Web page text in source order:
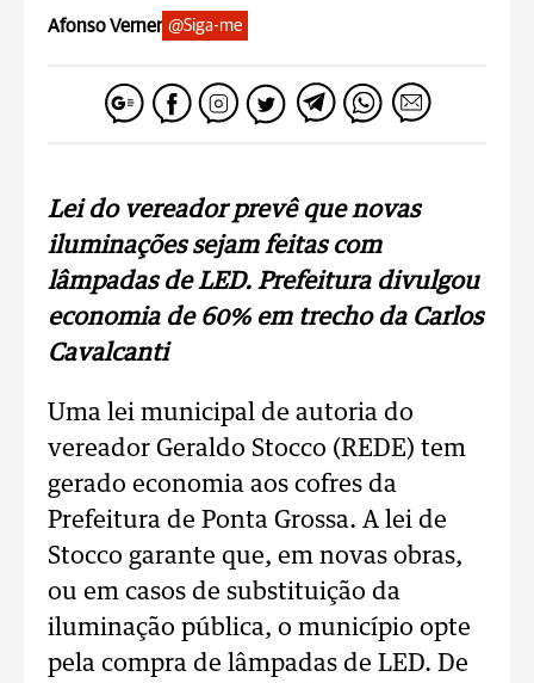
Afonso Verner @Siga-me
Lei do vereador prevê que novas
iluminações sejam feitas com
lâmpadas de LED. Prefeitura divulgou
economia de 60% em trecho da Carlos
Cavalcanti
Uma lei municipal de autoria do
vereador Geraldo Stocco (REDE) tem
gerado economia aos cofres da
Prefeitura de Ponta Grossa. A lei de
Stocco garante que, em novas obras,
ou em casos de substituição da
iluminação pública, o município opte
pela compra de lâmpadas de LED. De